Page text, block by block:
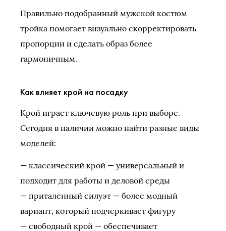
Правильно подобранный мужской костюм
тройка помогает визуально скорректировать
пропорции и сделать образ более
гармоничным.
Как влияет крой на посадку
Крой играет ключевую роль при выборе.
Сегодня в наличии можно найти разные виды
моделей:
— классический крой — универсальный и
подходит для работы и деловой среды
— приталенный силуэт — более модный
вариант, который подчеркивает фигуру
— свободный крой — обеспечивает